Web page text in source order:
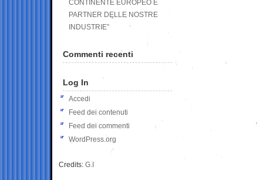
CONTINENTE EUROPEO E
PARTNER DELLE NOSTRE
INDUSTRIE”
Commenti recenti
Log In
Accedi
Feed dei contenuti
Feed dei commenti
WordPress.org
Credits: G.I